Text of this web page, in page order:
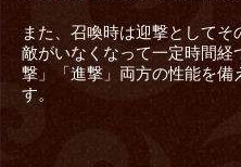
また、召喚時は迎撃として
敵がいなくなって一定時間経
撃」「進撃」両方の性能を備
す。